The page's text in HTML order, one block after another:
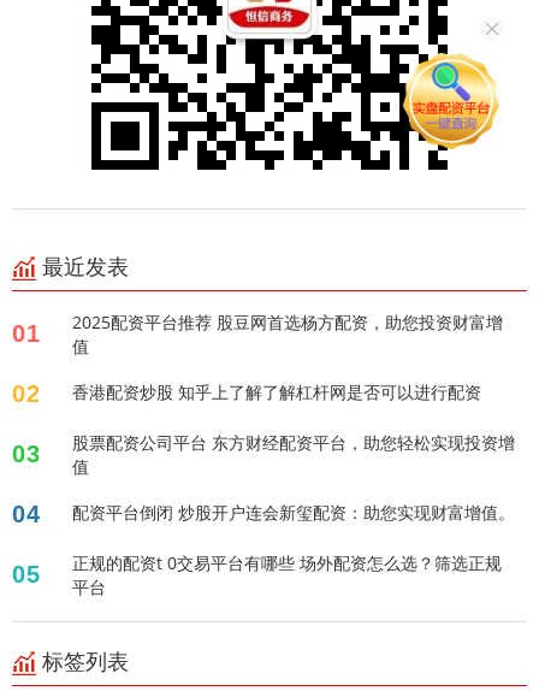
最近发表
01
2025配资平台推荐 股豆网首选杨方配资，助您投资财富增
值
02 香港配资炒股 知乎上了解了解杠杆网是否可以进行配资
03
股票配资公司平台 东方财经配资平台，助您轻松实现投资增
值
04 配资平台倒闭 炒股开户连会新玺配资：助您实现财富增值。
05
正规的配资t 0交易平台有哪些 场外配资怎么选？筛选正规
平台
标签列表